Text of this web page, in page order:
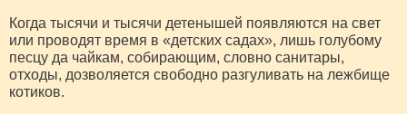
Когда тысячи и тысячи дете­нышей появляются на свет
или проводят время в «детских са­дах», лишь голубому
песцу да чайкам, собирающим, словно са­нитары,
отходы, дозволяется свободно разгуливать на леж­бище
котиков.